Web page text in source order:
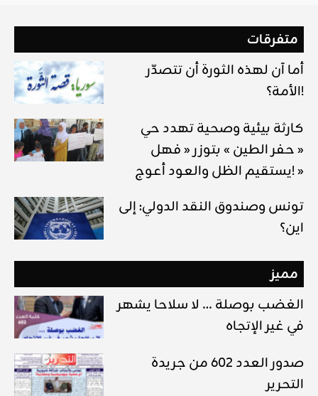
متفرقات
أما آن لهذه الثورة أن تتصدّر
الأمة؟!
كارثة بيئية وصحية تهدد حي
« حفر الطين » بتوزر « فهل
يستقيم الظل والعود أعوج! »
تونس وصندوق النقد الدولي: إلى
اين؟
مميز
الغضب بوصلة … لا سلاحا يشهر
في غير الإتجاه
صدور العدد 602 من جريدة
التحرير